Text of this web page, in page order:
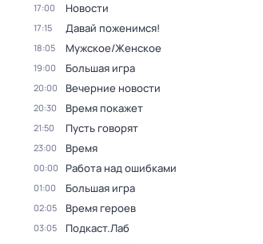
17:00 Новости
17:15 Давай поженимся!
18:05 Мужское/Женское
19:00 Большая игра
20:00 Вечерние новости
20:30 Время покажет
21:50 Пусть говорят
23:00 Время
00:00 Работа над ошибками
01:00 Большая игра
02:05 Время героев
03:05 Подкаст.Лаб